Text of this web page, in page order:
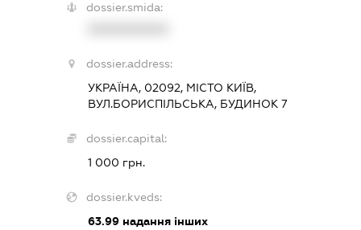
dossier.smida:
dossier.address:
УКРАЇНА, 02092, МІСТО КИЇВ,
ВУЛ.БОРИСПІЛЬСЬКА, БУДИНОК 7
dossier.capital:
1 000 грн.
dossier.kveds:
63.99 надання інших